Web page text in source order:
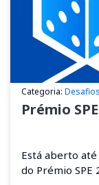
Categoria:
Prémio
Está aberto
do Prémio SPE